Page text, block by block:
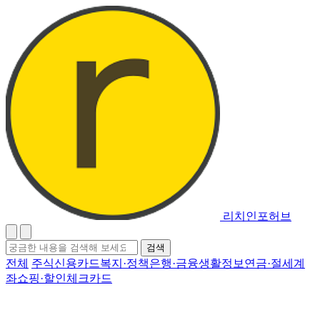
리치인포허브
검
색
어
검색
전체 주식신용카드복지·정책은행·금융생활정보 연금·절세계
좌쇼핑·할인체크카드